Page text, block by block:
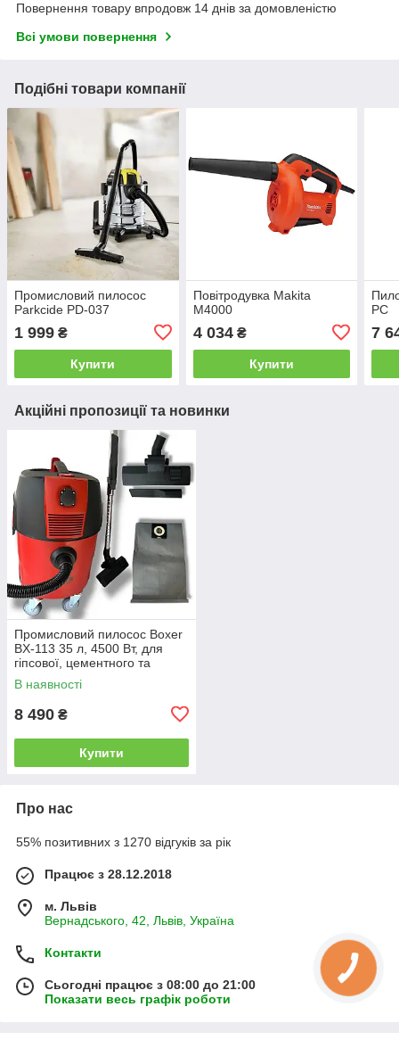
Повернення товару впродовж 14 днів за домовленістю
Всі умови повернення
Подібні товари компанії
Промисловий пилосос
Parkcide PD-037
1 999 ₴
Купити
Повітродувка Makita
M4000
4 034₴
Купити
PC
7
Акційні пропозиції та новинки
Промисловий пилосос Boxer
BX-113 35 л, 4500 Вт, для
гіпсової, цементного та
бетонного пилу, з HEPA
фільтром
В наявності
8 490 ₴
Купити
Про нас
55% позитивних з 1270 відгуків за рік
Працює з 28.12.2018
м. Львів
Вернадського, 42, Львів, Україна
Контакти
Сьогодні працює з 08:00 до 21:00
Показати весь графік роботи